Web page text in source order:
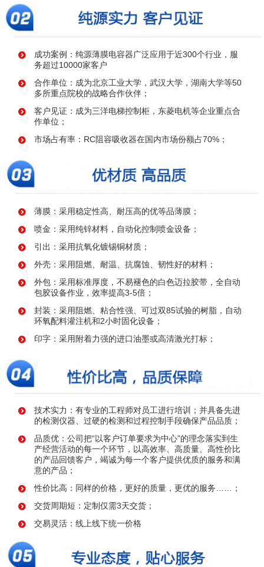
成功案例：纯源薄膜电容器广泛应用于近300个行业，服
务超过10000家客户
合作单位：成为北京工业大学，武汉大学，湖南大学等50
多所重点院校的战略合作伙伴；
客户见证：成为三洋电梯控制柜，东菱电机等企业重点合
作单位；
市场占有率：RC阻容吸收器在国内市场份额占70%；
薄膜：采用稳定性高、耐压高的优等品薄膜；
喷金：采用纯锌材料，自动化控制喷金设备；
引出：采用抗氧化镀锡铜材质；
外壳：采用阻燃、耐温、抗腐蚀、韧性好的材料；
外包：采用标准厚度，不易褪色的白色迈拉胶带，全自动
包胶设备作业，效率提高3-5倍；
封装：采用阻燃、粘合性强、可过双85试验的树脂，自动
环氧配料灌注机和2小时固化设备；
印字：采用附着力强的进口油墨或高清激光打标；
技术实力：有专业的工程师对员工进行培训；并具备先进
的检测仪器、过硬的检测和过程控制手段确保产品品质；
品质优：公司把“以客户订单要求为中心”的理念落实到生
产经营活动的每一个环节，以高效率、高质量、高性价比
的产品回馈客户，竭诚为每一个客户提供优质的服务和满
意的产品；
性价比高：同样的价格，更好的质量，更优的服务……；
交货周期短：定制仅需3天交货；
交易灵活：线上线下统一价格